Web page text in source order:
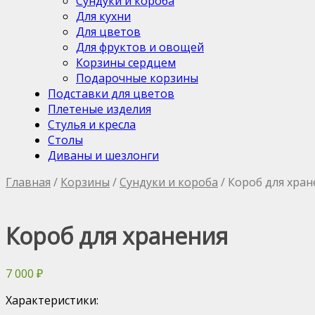
Для кухни
Для цветов
Для фруктов и овощей
Корзины сердцем
Подарочные корзины
Подставки для цветов
Плетеные изделия
Стулья и кресла
Столы
Диваны и шезлонги
Главная / Корзины /Сундуки и короба / Короб для
Короб для хранения
7 000 ₽
Характеристики: